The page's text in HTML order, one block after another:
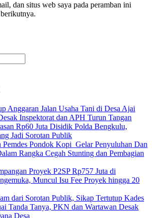
dan situs web saya pada peramban ini
Anggaran Jalan Usaha Tani di Desa Ajai
Inspektorat dan APH Turun Tangan
Rp60 Juta Disidik Polda Bengkulu,
Jadi Sorotan Publik
Pemdes Pondok Kopi Gelar Penyuluhan Dan
Rangka Cegah Stunting dan Pembagian
Proyek P2SP Rp757 Juta di
Muncul Isu Fee Proyek hingga 20
dari Sorotan Publik, Sikap Tertutup Kades
Tanda Tanya, PKN dan Wartawan Desak
Desa